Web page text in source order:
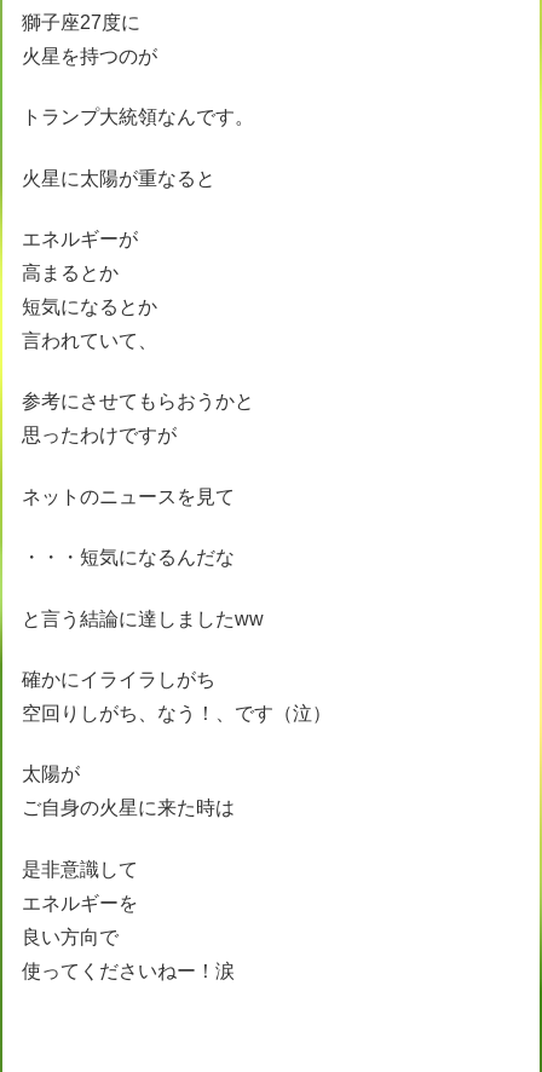
獅子座27度に
火星を持つのが
トランプ大統領なんです。
火星に太陽が重なると
エネルギーが
高まるとか
短気になるとか
言われていて、
参考にさせてもらおうかと
思ったわけですが
ネットのニュースを見て
・・・短気になるんだな
と言う結論に達しましたww
確かにイライラしがち
空回りしがち、なう！、です（泣）
太陽が
ご自身の火星に来た時は
是非意識して
エネルギーを
良い方向で
使ってくださいねー！涙